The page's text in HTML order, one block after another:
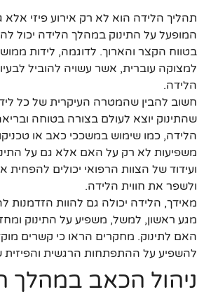
תהליך הלידה הוא לא רק אירוע פיזי
המופעל על התינוק במהלך הלידה יכול
בטווח הקצר והארוך. לדוגמה, לידות
למצוקה עוברית, אשר עשויה להוביל
הלידה.
חשוב להבין שהמטרה העיקרית של כל
שהתינוק יוצא לעולם בצורה בטוחה
הלידה, כמו שימוש במשככי כאב או
משפיעות לא רק על האם אלא גם על
ועידוד של הצוות הרפואי יכולים
ולשפר את חווית הלידה.
מאידך, הלידה יכולה גם להוות הזדמנות
מגע ראשון, למשל, משפיע על התינוק
האם לתינוק. מחקרים הראו כי קשרים
להשפיע על ההתפתחות הרגשית
ניהול הכאב במהלך